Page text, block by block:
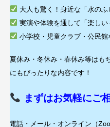
大人も驚く！身近な「水のふ
実演や体験を通して「楽しい
小学校・児童クラブ・公民
夏休み・冬休み・春休み等はも
にもぴったりな内容です！
まずはお気軽にご
電話・メール・オンライン（